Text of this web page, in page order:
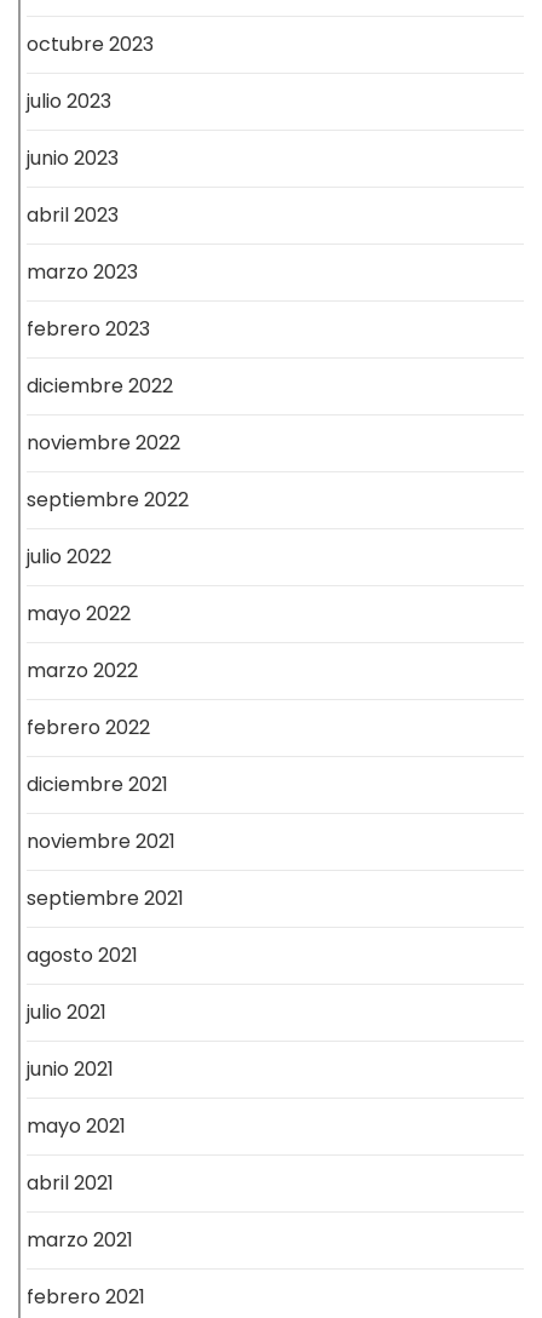
octubre 2023
julio 2023
junio 2023
abril 2023
marzo 2023
febrero 2023
diciembre 2022
noviembre 2022
septiembre 2022
julio 2022
mayo 2022
marzo 2022
febrero 2022
diciembre 2021
noviembre 2021
septiembre 2021
agosto 2021
julio 2021
junio 2021
mayo 2021
abril 2021
marzo 2021
febrero 2021